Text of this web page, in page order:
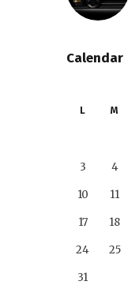
Calendar
L M
3 4
10 11
17 18
24 25
31